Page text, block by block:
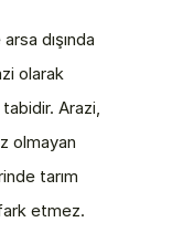
dışında
olarak
tabidir. Arazi,
olmayan
tarım
fark etmez.